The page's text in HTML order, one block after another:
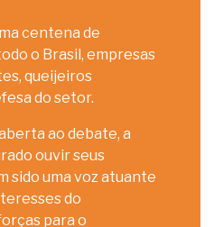
centena de
o Brasil, empresas
queijeiros
do setor.
ao debate, a
ouvir seus
sido uma voz atuante
do
para o